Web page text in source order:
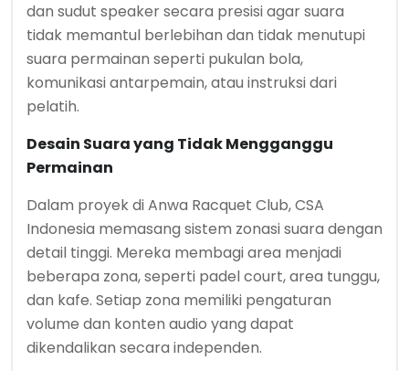
dan sudut speaker secara presisi agar suara
tidak memantul berlebihan dan tidak menutupi
suara permainan seperti pukulan bola,
komunikasi antarpemain, atau instruksi dari
pelatih.
Desain Suara yang Tidak Mengganggu
Permainan
Dalam proyek di Anwa Racquet Club, CSA
Indonesia memasang sistem zonasi suara dengan
detail tinggi. Mereka membagi area menjadi
beberapa zona, seperti padel court, area tunggu,
dan kafe. Setiap zona memiliki pengaturan
volume dan konten audio yang dapat
dikendalikan secara independen.